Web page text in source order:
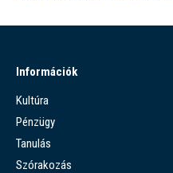
Információk
Kultúra
Pénzügy
Tanulás
Szórakozás